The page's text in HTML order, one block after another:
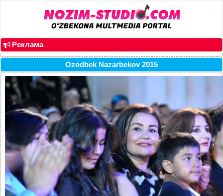
Реклама
Ozodbek Nazarbekov 2015